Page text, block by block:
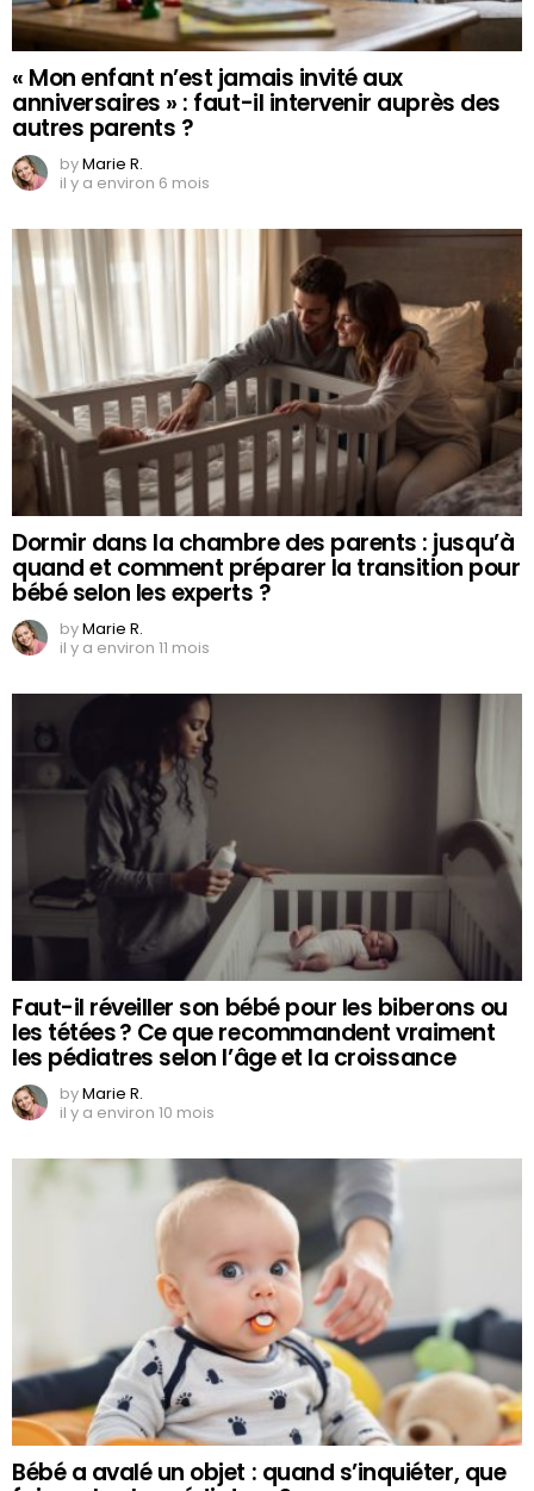
« Mon enfant n’est jamais invité aux
anniversaires » : faut-il intervenir auprès des
autres parents ?
byMarie R.
il y a environ 6 mois
Dormir dans la chambre des parents : jusqu’à
quand et comment préparer la transition pour
bébé selon les experts ?
byMarie R.
il y a environ 11 mois
Faut-il réveiller son bébé pour les biberons ou
les tétées ? Ce que recommandent vraiment
les pédiatres selon l’âge et la croissance
byMarie R.
il y a environ 10 mois
Bébé a avalé un objet : quand s’inquiéter, que